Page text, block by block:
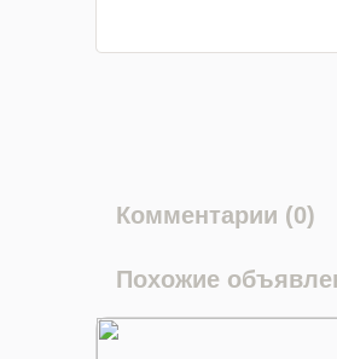
Комментарии (0)
Похожие